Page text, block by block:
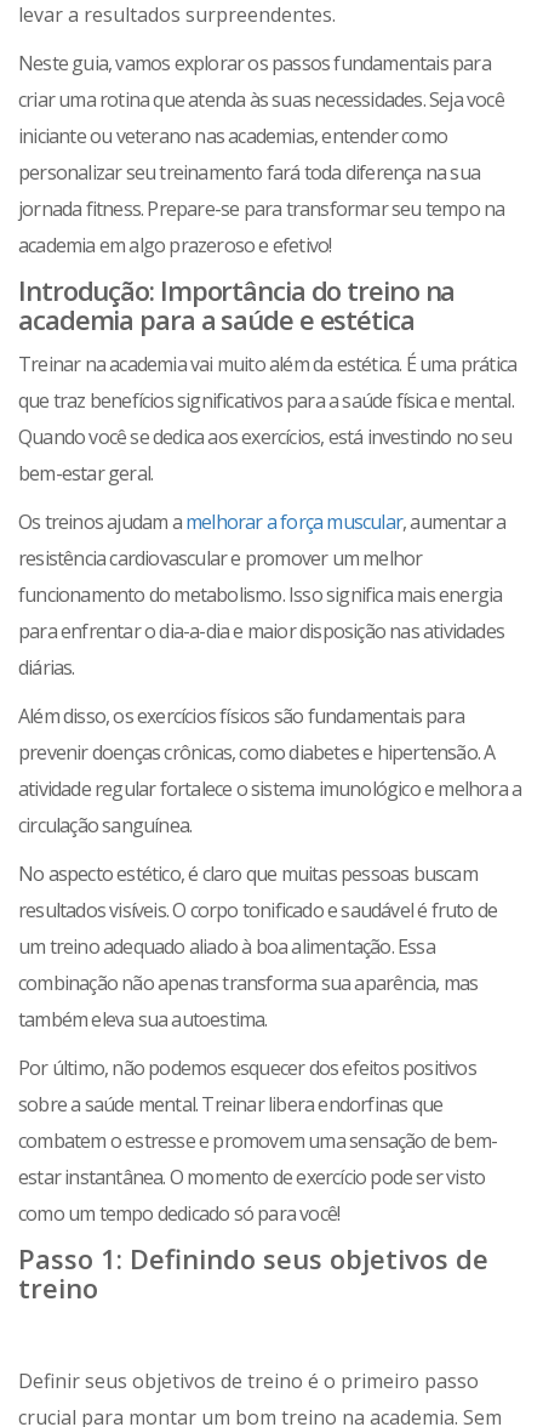
levar a resultados surpreendentes.
Neste guia, vamos explorar os passos fundamentais para
criar uma rotina que atenda às suas necessidades. Seja você
iniciante ou veterano nas academias, entender como
personalizar seu treinamento fará toda diferença na sua
jornada fitness. Prepare-se para transformar seu tempo na
academia em algo prazeroso e efetivo!
Introdução: Importância do treino na
academia para a saúde e estética
Treinar na academia vai muito além da estética. É uma prática
que traz benefícios significativos para a saúde física e mental.
Quando você se dedica aos exercícios, está investindo no seu
bem-estar geral.
Os treinos ajudam amelhorar a força muscular, aumentar a
resistência cardiovascular e promover um melhor
funcionamento do metabolismo. Isso significa mais energia
para enfrentar o dia-a-dia e maior disposição nas atividades
diárias.
Além disso, os exercícios físicos são fundamentais para
prevenir doenças crônicas, como diabetes e hipertensão. A
atividade regular fortalece o sistema imunológico e melhora a
circulação sanguínea.
No aspecto estético, é claro que muitas pessoas buscam
resultados visíveis. O corpo tonificado e saudável é fruto de
um treino adequado aliado à boa alimentação. Essa
combinação não apenas transforma sua aparência, mas
também eleva sua autoestima.
Por último, não podemos esquecer dos efeitos positivos
sobre a saúde mental. Treinar libera endorfinas que
combatem o estresse e promovem uma sensação de bem-
estar instantânea. O momento de exercício pode ser visto
como um tempo dedicado só para você!
Passo 1: Definindo seus objetivos de
treino
Definir seus objetivos de treino é o primeiro passo
crucial para montar um bom treino na academia. Sem